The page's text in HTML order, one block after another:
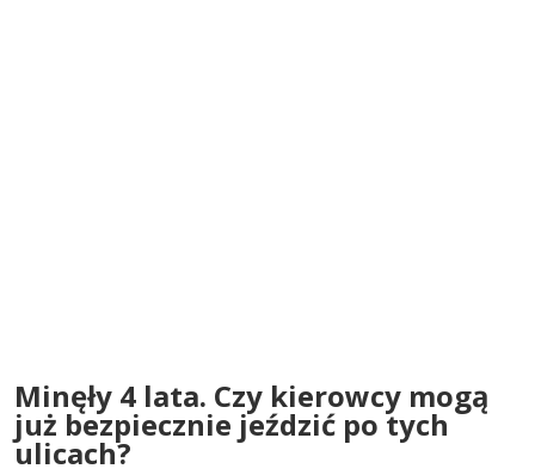
Minęły 4 lata. Czy kierowcy mogą
już bezpiecznie jeździć po tych
ulicach?